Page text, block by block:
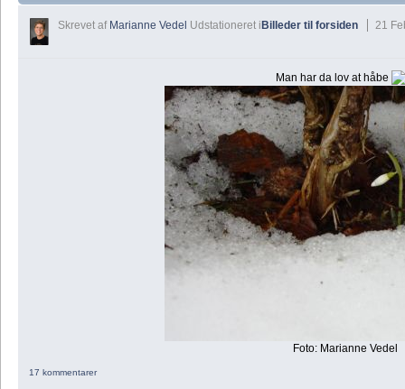
Skrevet af Marianne Vedel Udstationeret iBilleder til forsiden 21
Man har da lov at håbe
Foto: Marianne Vedel
17 kommentarer